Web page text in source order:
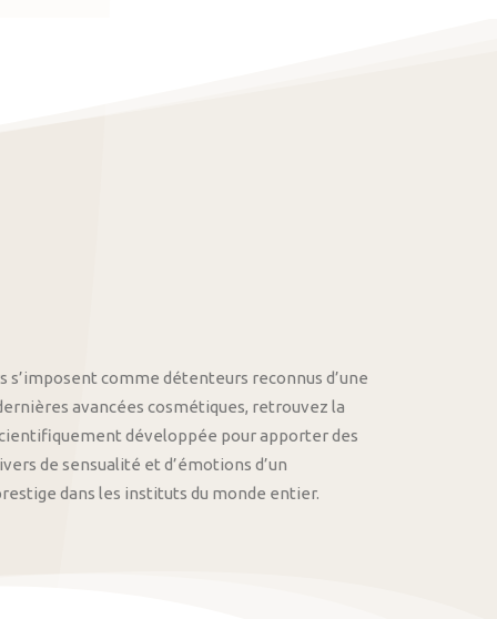
s’imposent comme détenteurs reconnus d’une
avancées cosmétiques, retrouvez la
développée pour apporter des
de sensualité et d’émotions d’un
dans les instituts du monde entier.